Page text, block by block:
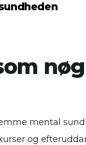
mental
og